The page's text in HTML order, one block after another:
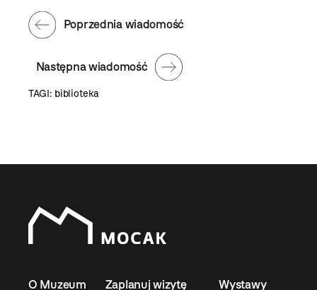
Następna wiadomość
Poprzednia wiadomość
TAGI: biblioteka
O Muzeum Zaplanuj wizytę Wystawy